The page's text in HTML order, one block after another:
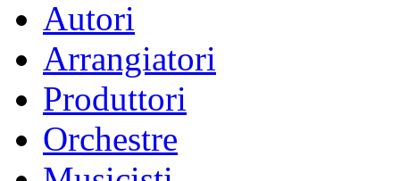
Autori
Arrangiatori
Produttori
Orchestre